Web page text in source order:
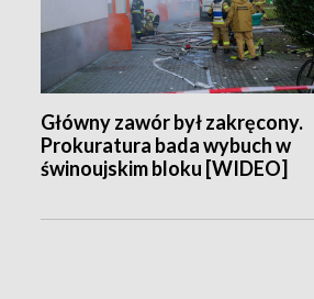
Główny zawór był zakręcony.
Prokuratura bada wybuch w
świnoujskim bloku [WIDEO]